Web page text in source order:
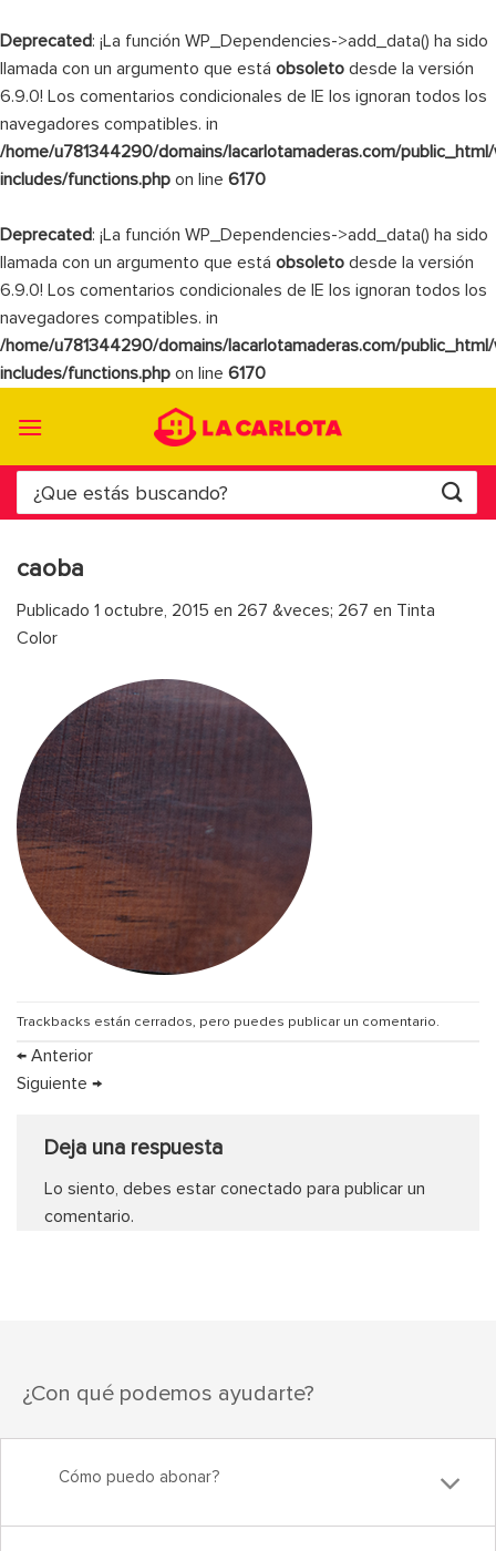
Deprecated: ¡La función WP_Dependencies->add_data() ha sido
llamada con un argumento que está obsoleto desde la versión
6.9.0! Los comentarios condicionales de IE los ignoran todos los
navegadores compatibles. in
/home/u781344290/domains/lacarlotamaderas.com/
includes/functions.php on line 6170
Deprecated: ¡La función WP_Dependencies->add_data() ha sido
llamada con un argumento que está obsoleto desde la versión
6.9.0! Los comentarios condicionales de IE los ignoran todos los
navegadores compatibles. in
/home/u781344290/domains/lacarlotamaderas.com/
includes/functions.php on line 6170
Buscar
por:
caoba
Publicado 1 octubre, 2015 en 267 &veces; 267 en Tinta
Color
Trackbacks están cerrados, pero puedes publicar un comentario.
← Anterior
Siguiente →
Deja una respuesta
Lo siento, debes estar conectado para publicar un
comentario.
¿Con qué podemos ayudarte?
Cómo puedo abonar?